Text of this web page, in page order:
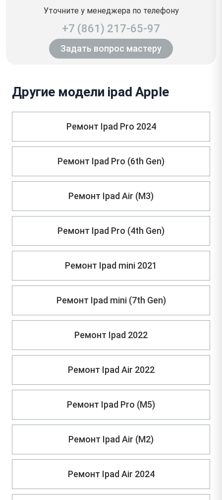
Уточните у менеджера по телефону
+7 (861) 217-65-97
Задать вопрос мастеру
Другие модели ipad Apple
Ремонт Ipad Pro 2024
Ремонт Ipad Pro (6th Gen)
Ремонт Ipad Air (M3)
Ремонт Ipad Pro (4th Gen)
Ремонт Ipad mini 2021
Ремонт Ipad mini (7th Gen)
Ремонт Ipad 2022
Ремонт Ipad Air 2022
Ремонт Ipad Pro (M5)
Ремонт Ipad Air (M2)
Ремонт Ipad Air 2024